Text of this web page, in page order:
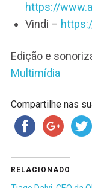
https://
Vindi –
Edição e
Multimídia
Compartilhe nas
RELACIONADO